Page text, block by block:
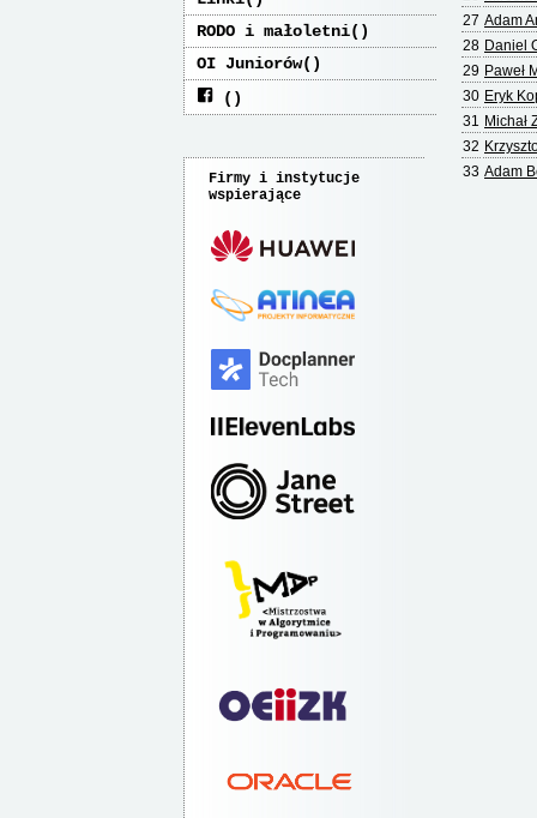
RODO i małoletni
OI Juniorów
Firmy i instytucje
wspierające
27 Adam
28 Daniel
29 Paweł
30 Eryk
31 Michał
32
33 Adam